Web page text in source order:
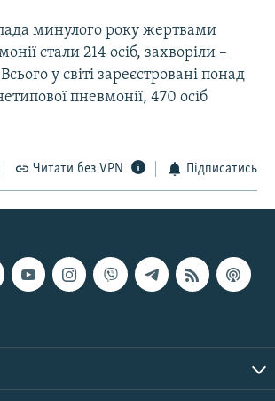
минулого року жертвами
стали 214 осіб, захворіли –
у світі зареєстровані понад
пневмонії, 470 осіб
Читати без VPN Підписатись